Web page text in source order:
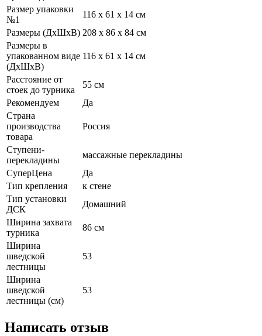
Размер упаковки
№1
116 х 61 х 14 см
Размеры (ДхШхВ) 208 х 86 х 84 см
Размеры в
упакованном виде
(ДхШхВ)
116 х 61 х 14 см
Расстояние от
стоек до турника
55 см
Рекомендуем
Да
Страна
производства
товара
Россия
Ступени-
перекладины
массажные перекладины
СуперЦена
Да
Тип крепления
к стене
Тип установки
ДСК
Домашний
Ширина захвата
турника
86 см
Ширина
шведской
лестницы
53
Ширина
шведской
лестницы (см)
53
Написать отзыв